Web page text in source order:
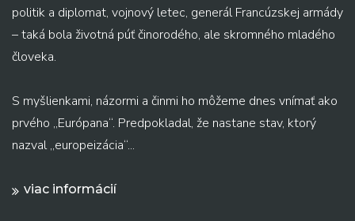
politik a diplomat, vojnový letec, generál Francúzskej armády
– taká bola životná púť činorodého, ale skromného mladého
človeka.
S myšlienkami, názormi a činmi ho môžeme dnes vnímať ako
prvého „Európana“. Predpokladal, že nastane stav, ktorý
nazval „europeizácia“...
viac informácií